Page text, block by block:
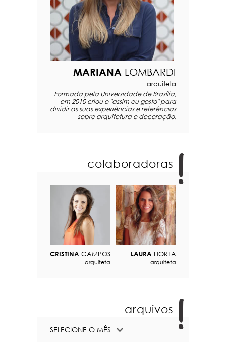
MARIANA LOMBARDI
arquiteta
Formada pela Universidade de Brasília,
em 2010 criou o "assim eu gosto" para
dividir as suas experiências e referências
sobre arquitetura e decoração.
colaboradoras
CRISTINA CAMPOS
arquiteta
LAURA HORTA
arquiteta
arquivos